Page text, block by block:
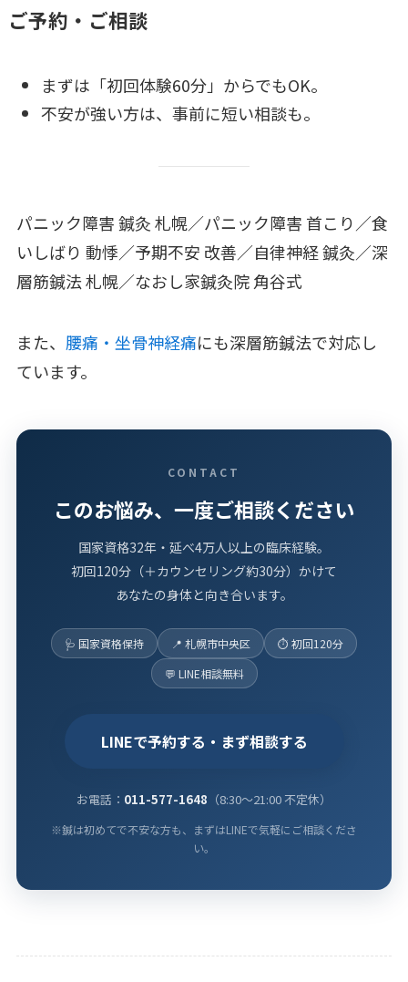
ご予約・ご相談
まずは「初回体験60分」からでもOK。
不安が強い方は、事前に短い相談も。
パニック障害 鍼灸 札幌／パニック障害 首こり／食
いしばり 動悸／予期不安 改善／自律神経 鍼灸／深
層筋鍼法 札幌／なおし家鍼灸院 角谷式
また、 腰痛・坐骨神経痛にも深層筋鍼法で対応し
ています。
CONTACT
このお悩み、一度ご相談ください
国家資格32年・延べ4万人以上の臨床経験。
初回120分（＋カウンセリング約30分）かけて
あなたの身体と向き合います。
🩺 国家資格保持 📍 札幌市中央区
⏱ 初回120分
💬 LINE相談無料
LINEで予約する・まず相談する
お電話： 011-577-1648 （8:30〜21:00 不定休）
※鍼は初めてで不安な方も、まずはLINEで気軽にご相談くださ
い。